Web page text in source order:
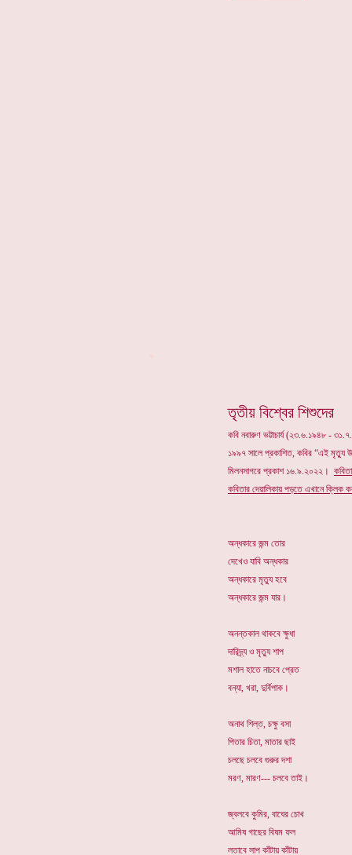
তৃতীয় বিশ্বের শিশুদের
কবি নবারুণ ভট্টাচার্য (২৩.৬.১৯৪৮ -
১৯৯৭ সালে প্রকাশিত, কবির “এই মৃত্যু
মিলনসাগরে প্রকাশ ১৬.৯.২০২২।
কবিতার দেয়ালিকায় পড়তে এখানে ক্লিক
অন্ধকারে জন্ম তোর
দেখেও যাবি অন্ধকার
অন্ধকারে মৃত্যু হবে
অন্ধকারে জন্ম যার।
অনন্তকাল থাকবে ক্ষুধা
দারিদ্র্য ও মৃত্যু শাপ
মশাল হাতে নাচবে প্রেত
বন্যা, খরা, দুর্বিপাক।
অনাথ শিল্ত, চক্ষু বসা
পিতার চিতা, মাতার ছাই
চলছে চলবে গুরুর দশা
মরণ, মারণ--- চলবে তাই।
জ্বলবে কুমির, বাঘের চোখ
আমিষ গাছের বিষম ফল
লতাবে সাপ কাঁটায় কাঁটায়